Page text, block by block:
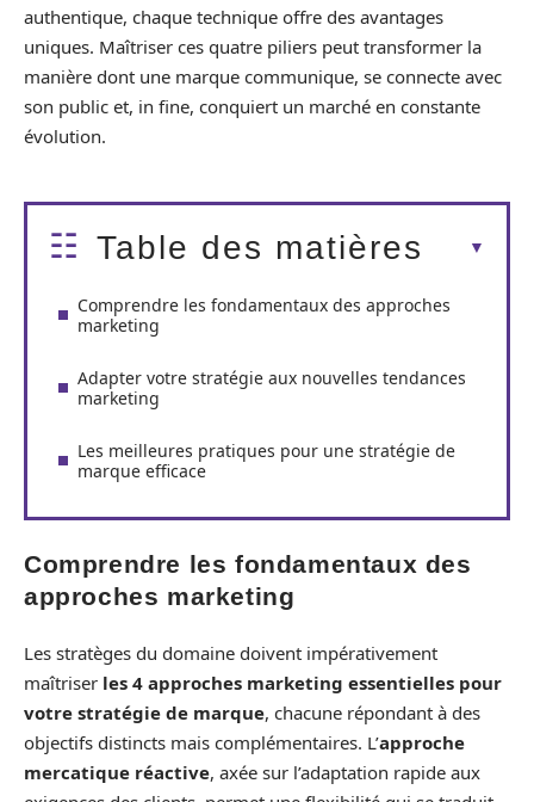
authentique, chaque technique offre des avantages
uniques. Maîtriser ces quatre piliers peut transformer la
manière dont une marque communique, se connecte avec
son public et, in fine, conquiert un marché en constante
évolution.
Table des matières
Comprendre les fondamentaux des approches
marketing
Adapter votre stratégie aux nouvelles tendances
marketing
Les meilleures pratiques pour une stratégie de
marque efficace
Comprendre les fondamentaux des
approches marketing
Les stratèges du domaine doivent impérativement
maîtriser les 4 approches marketing essentielles pour
votre stratégie de marque, chacune répondant à des
objectifs distincts mais complémentaires. L’approche
mercatique réactive, axée sur l’adaptation rapide aux